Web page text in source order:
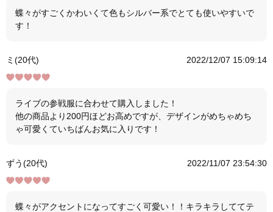
蝶々がすごくかわいくて色もシルバー系でとても使いやすいで
す！
ミ(20代) 2022/12/07 15:09:14
ライブの参戦服に合わせて購入しました！
他の商品より200円ほどお高めですが、デザインがめちゃめち
ゃ可愛くていちばんお気に入りです！
ずう(20代) 2022/11/07 23:54:30
蝶々がアクセントになってすごく可愛い！！キラキラしててテ